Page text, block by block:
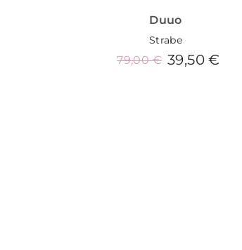
Duuo
Strabe
39,50 €
79,00 €